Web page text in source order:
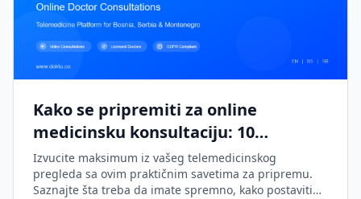
Kako se pripremiti za online
medicinsku konsultaciju: 10
osnovnih saveta
Izvucite maksimum iz vašeg telemedicinskog
pregleda sa ovim praktičnim savetima za pripremu.
Saznajte šta treba da imate spremno, kako postaviti